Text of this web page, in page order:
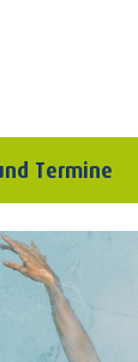
Termine